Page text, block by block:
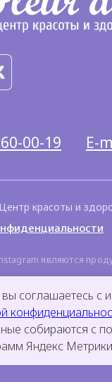
соглашаетесь с
собираются с
Яндекс
являются
сайт носит
кодекса Российской
очной
красоты и
E-
00-19